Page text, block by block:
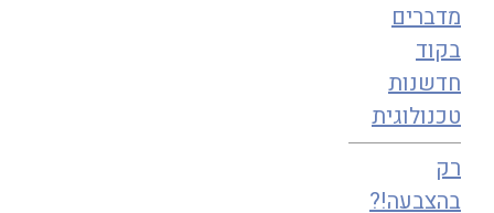
מדברים
בקוד
חדשנות
טכנולוגית
רק
בהצבעה!?